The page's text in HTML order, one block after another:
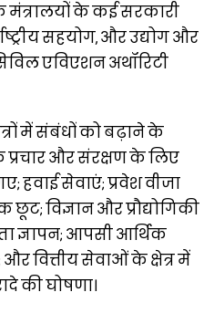
मंत्रालयों के कई सरकारी
सहयोग, और उद्योग और
एविएशन अथॉरिटी
में संबंधों को बढ़ाने के
प्रचार और संरक्षण के लिए
हवाई सेवाएं; प्रवेश वीजा
विज्ञान और प्रौद्योगिकी
ज्ञापन; आपसी आर्थिक
वित्तीय सेवाओं के क्षेत्र में
की घोषणा।